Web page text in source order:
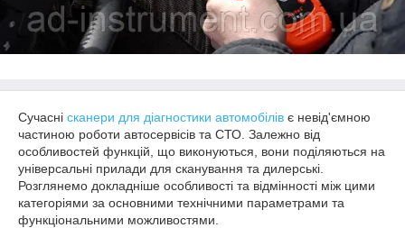
Сучасні сканери для діагностики автомобілів є невід'ємною
частиною роботи автосервісів та СТО. Залежно від
особливостей функцій, що виконуються, вони поділяються на
універсальні прилади для сканування та дилерські.
Розглянемо докладніше особливості та відмінності між цими
категоріями за основними технічними параметрами та
функціональними можливостями.